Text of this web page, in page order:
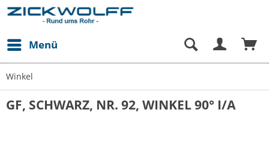
Menü
Winkel
GF, SCHWARZ, NR. 92, WINKEL 90° I/A